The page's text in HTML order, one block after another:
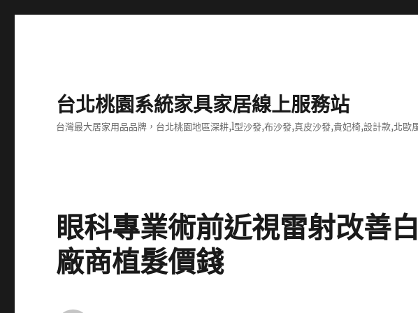
台北桃園系統家具家居線上服務站
台灣最大居家用品品牌，台北桃園地區深耕,l型沙發,布沙發,真皮沙發,貴妃椅,設計款,北歐
眼科專業術前近視雷射改善
廠商植髮價錢